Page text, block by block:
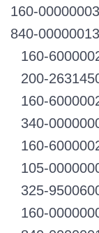
160-
840-
160-
200-
160-
340-
160-
105-
325-
160-